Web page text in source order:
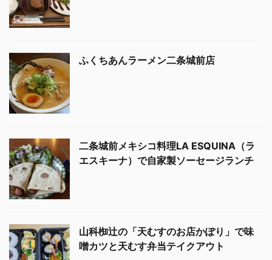
ふくちあんラーメン二条城前店
二条城前メキシコ料理LA ESQUINA（ラ
エスキーナ）で自家製ソーセージランチ
山科椥辻の「天むすのお店かぽり」で味
噌カツと天むす弁当テイクアウト